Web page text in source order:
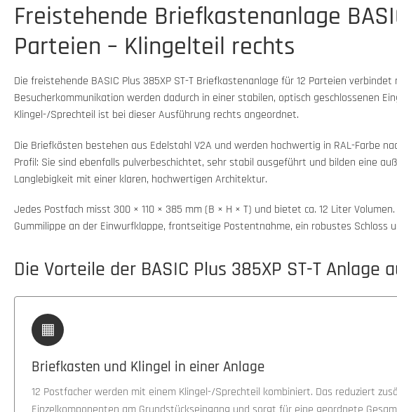
Freistehende Briefkastenanlage
Parteien – Klingelteil rechts
Die freistehende BASIC Plus 385XP ST-T Briefkastenanlage für 12 Parteien
Besucherkommunikation werden dadurch in einer stabilen, optisch geschlossenen
Klingel-/Sprechteil ist bei dieser Ausführung rechts angeordnet.
Die Briefkästen bestehen aus Edelstahl V2A und werden hochwertig in RAL-Farbe
Profil: Sie sind ebenfalls pulverbeschichtet, sehr stabil ausgeführt und bilden eine
Langlebigkeit mit einer klaren, hochwertigen Architektur.
Jedes Postfach misst 300 × 110 × 385 mm (B × H × T) und bietet ca. 12 Liter
Gummilippe an der Einwurfklappe, frontseitige Postentnahme, ein robustes
Die Vorteile der BASIC Plus 385XP ST-T Anlage
▦
Briefkasten und Klingel in einer Anlage
12 Postfacher werden mit einem Klingel-/Sprechteil kombiniert. Das reduziert